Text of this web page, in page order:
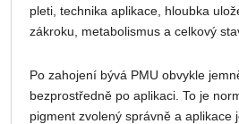
pleti, technika aplikace, hloubka
zákroku, metabolismus a celkový
Po zahojení bývá PMU obvykle
bezprostředně po aplikaci. To je
pigment zvolený správně a aplikace